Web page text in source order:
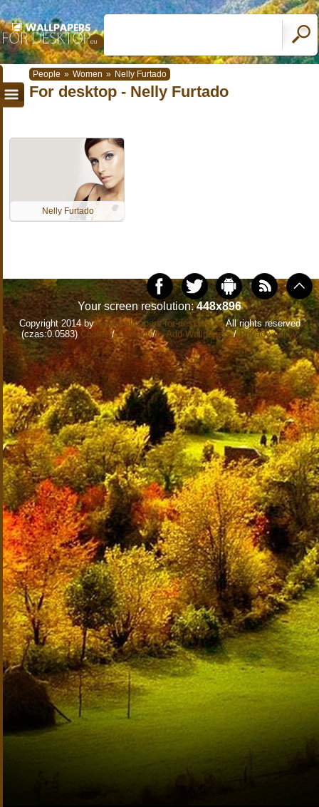
People » Women » Nelly Furtado
For desktop - Nelly Furtado
Nelly Furtado
Your screen resolution:448x896
Copyright 2014 bywww.wallpapers-for-desktop.euAll rights reserved
(czas:0.0583) Cookie/Contact/+ Add Wallpapers/Privacy policy